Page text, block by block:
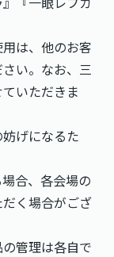
は、他のお客
い。なお、三
いただきま
げになるた
合、各会場の
く場合がござ
管理は各自で